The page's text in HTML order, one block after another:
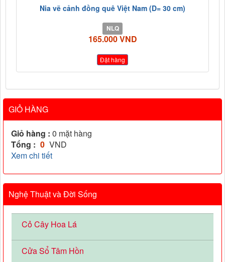
Nia vẽ cảnh đồng quê Việt Nam (D= 30 cm)
NLQ
165.000 VND
Đặt hàng
GIỎ HÀNG
Giỏ hàng : 0 mặt hàng
Tổng : 0 VND
Xem chi tiết
Nghệ Thuật và Đời Sống
Cỏ Cây Hoa Lá
Cửa Sổ Tâm Hồn